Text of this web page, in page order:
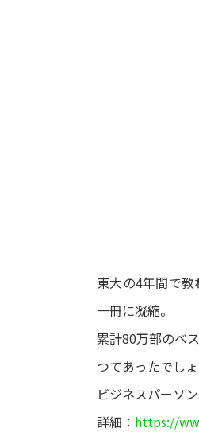
東大の4年間で
一冊に凝縮。
累計80万部のベ
つてあったでしょ
ビジネスパーソ
詳細： https://